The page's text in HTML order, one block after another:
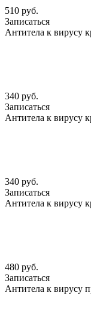
510 руб.
Записаться
Антитела к вирусу
340 руб.
Записаться
Антитела к вирусу
340 руб.
Записаться
Антитела к вирусу
480 руб.
Записаться
Антитела к вирусу